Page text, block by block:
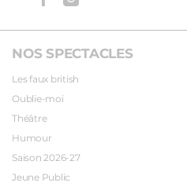
NOS SPECTACLES
Les faux british
Oublie-moi
Théâtre
Humour
Saison 2026-27
Jeune Public